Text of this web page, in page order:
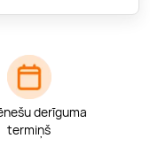
derīguma
termiņš